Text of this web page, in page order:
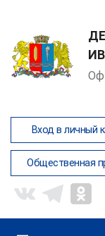
Вход в личный
Общественная